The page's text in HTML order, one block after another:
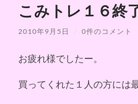
メ
ニ
ュ
切
え
こみトレ１６終
2010年9月5日 / 0件のコメント
お疲れ様でしたー。
買ってくれた１人の方には